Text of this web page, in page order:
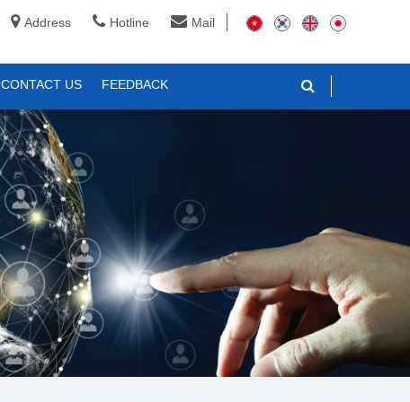
Address Hotline Mail
CONTACT US FEEDBACK